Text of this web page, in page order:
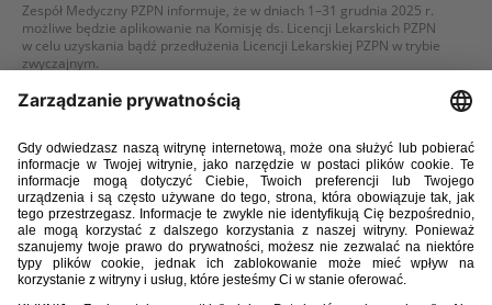
Zespół Medyczny PZPN informuje, że w dniach 1–31 grudnia 2025 r.
możliwe będzie aplikowanie na Komisję ds. Licencji Lekarskich PZPN
w celu uzyskania bądź przedłużenia Licencji Lekarskiej PZPN w trybie
zwyczajnym.
30 / 10 / 25